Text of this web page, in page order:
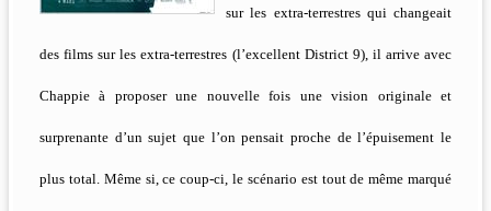
sur les extra-terrestres qui changeait
des films sur les extra-terrestres (l’excellent District 9), il arrive avec
Chappie à proposer une nouvelle fois une vision originale et
surprenante d’un sujet que l’on pensait proche de l’épuisement le
plus total. Même si, ce coup-ci, le scénario est tout de même marqué